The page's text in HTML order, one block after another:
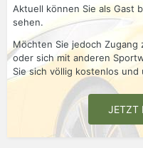
Aktuell können Sie als Gast
sehen.
Möchten Sie jedoch
oder sich mit anderen
Sie sich völlig kostenlos
JETZT